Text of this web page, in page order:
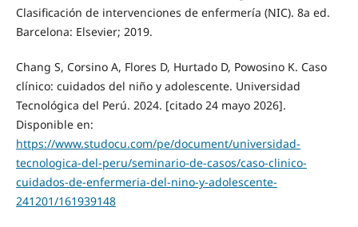
Clasificación de intervenciones de enfermería (NIC). 8a ed.
Barcelona: Elsevier; 2019.
Chang S, Corsino A, Flores D, Hurtado D, Powosino K. Caso
clínico: cuidados del niño y adolescente. Universidad
Tecnológica del Perú. 2024. [citado 24 mayo 2026].
Disponible en:
https://www.studocu.com/pe/document/universidad-
tecnologica-del-peru/seminario-de-casos/caso-clinico-
cuidados-de-enfermeria-del-nino-y-adolescente-
241201/161939148